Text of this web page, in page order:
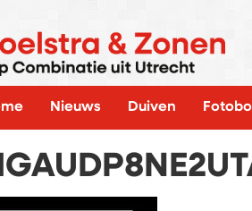
Nieuws Duiven